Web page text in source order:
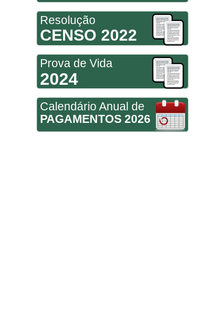
Resolução
CENSO 2022
Prova de Vida
2024
Calendário Anual de
PAGAMENTOS 2026